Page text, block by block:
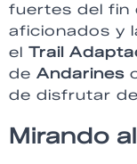
fuertes del fin
aficionados y
el Trail
de Andarines
de disfrutar
Mirando